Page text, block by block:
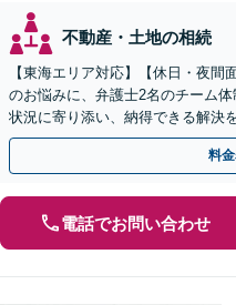
不動産・土地の相続
【東海エリア対応】【休日・夜
のお悩みに、弁護士2名のチーム
状況に寄り添い、納得できる解決
聞かせください【メール・WEB相
料
電話でお問い合わせ